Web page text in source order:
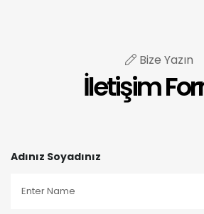
Bize Yazın
İletişim
Adınız Soyadınız